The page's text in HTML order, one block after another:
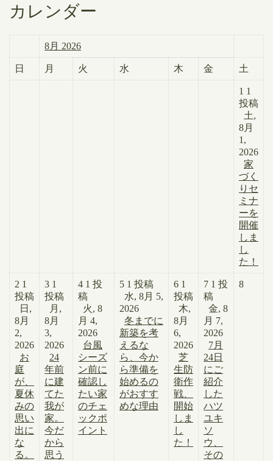
カレンダー
8月 2026
日 月 火 水 木 金 土
1 1
投稿
土,
8月
1,
2026
家
づく
りセ
ミナ
ーを
開催
しま
し
た！
2 1
投稿
日,
8月
2,
2026
お
庭
が、
夏休
みの
思い
出に
な
る。
3 1
投稿
月,
8月
3,
2026
24
年前
に建
てた
我が
家。
今だ
から
思う
4 1 投
稿
火, 8
月 4,
2026
台風
シーズ
ン前に
確認し
たい家
のチェ
ックポ
イント
5 1 投稿
水, 8月 5,
2026
冬までに
新築を考
えるな
ら、今か
ら準備を
始めるの
がおすす
めな理由
6 1
投稿
木,
8月
6,
2026
芝
生防
衛作
戦、
開始
しま
し
た！
7 1 投
稿
金, 8
月 7,
2026
7月
24日
にご
紹介
した
ハツ
ユキ
ソ
ウ、
その
8